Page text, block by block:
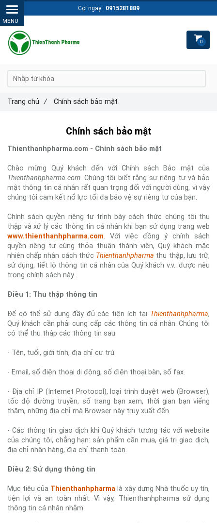
Chính sách bảo mật
Thienthanhpharma.com - Chính sách bảo mật
Chào mừng Quý khách đến với Chính sách Bảo mật của
Thienthanhpharma.com. Chúng tôi biết rằng sự riêng tư và bảo
mật thông tin cá nhân rất quan trọng đối với người dùng, vì vậy
chúng tôi cam kết nổ lực tối đa bảo vệ sự riêng tư của bạn.
Chính sách quyền riêng tư trình bày cách thức chúng tôi thu
thập và xử lý các thông tin cá nhân khi bạn sử dụng trang web
www.thienthanhpharma.com. Với việc đồng ý chính sách
quyền riêng tư cùng thỏa thuận thành viên, Quý khách mặc
nhiên chấp nhận cách thức Thienthanhpharma thu thập, lưu trữ,
sử dụng, tiết lộ thông tin cá nhân của Quý khách v.v.. được nêu
trong chính sách này.
Điều 1: Thu thập thông tin
Để có thể sử dụng đầy đủ các tiện ích tại Thienthanhpharma,
Quý khách cần phải cung cấp các thông tin cá nhân. Chúng tôi
có thể thu thập các thông tin sau:
- Tên, tuổi, giới tính, địa chỉ cư trú.
- Email, số điện thoại di động, số điện thoại bàn, số fax.
- Địa chỉ IP (Internet Protocol), loại trình duyệt web (Browser),
tốc độ đường truyền, số trang bạn xem, thời gian bạn viếng
thăm, những địa chỉ mà Browser này truy xuất đến.
- Các thông tin giao dịch khi Quý khách tương tác với website
của chúng tôi, chẳng hạn: sản phẩm cần mua, giá trị giao dịch,
địa chỉ nhận hàng, địa chỉ thanh toán.
Điều 2: Sử dụng thông tin
Mục tiêu của Thienthanhpharma là xây dựng Nhà thuốc uy tín,
tiện lợi và an toàn nhất. Vì vậy, Thienthanhpharma sử dụng
thông tin cá nhân nhằm:
Trang chủ / Chính sách bảo mật
Gọi ngay : 0915281889
0